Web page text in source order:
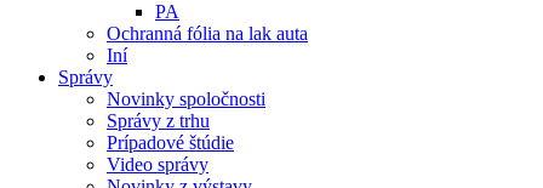
PA
Ochranná fólia na lak auta
Iní
Správy
Novinky spoločnosti
Správy z trhu
Prípadové štúdie
Video správy